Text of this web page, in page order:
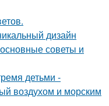
дизайн
советы и
детьми -
воздухом и морским